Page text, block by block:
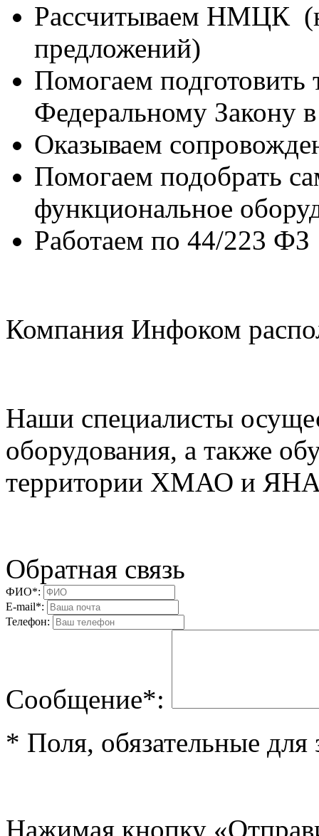
Рассчитываем НМЦК
предложений)
Помогаем подготовить
Федеральному Закону
Оказываем
Помогаем подобрать
функциональное
Работаем по 44/223 ФЗ
Компания Инфоком
Наши специалисты
оборудования, а также
территории ХМАО и
Обратная связь
ФИО*:
E-mail*:
Телефон:
Cообщениe*:
* Поля, обязательные для
Нажимая кнопку